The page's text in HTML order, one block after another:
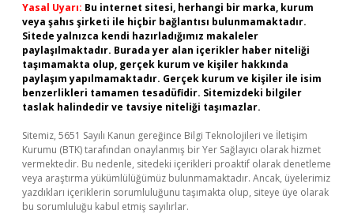
Yasal Uyarı: Bu internet sitesi, herhangi bir marka, kurum
veya şahıs şirketi ile hiçbir bağlantısı bulunmamaktadır.
Sitede yalnızca kendi hazırladığımız makaleler
paylaşılmaktadır. Burada yer alan içerikler haber niteliği
taşımamakta olup, gerçek kurum ve kişiler hakkında
paylaşım yapılmamaktadır. Gerçek kurum ve kişiler ile isim
benzerlikleri tamamen tesadüfidir. Sitemizdeki bilgiler
taslak halindedir ve tavsiye niteliği taşımazlar.
Sitemiz, 5651 Sayılı Kanun gereğince Bilgi Teknolojileri ve İletişim
Kurumu (BTK) tarafından onaylanmış bir Yer Sağlayıcı olarak hizmet
vermektedir. Bu nedenle, sitedeki içerikleri proaktif olarak denetleme
veya araştırma yükümlülüğümüz bulunmamaktadır. Ancak, üyelerimiz
yazdıkları içeriklerin sorumluluğunu taşımakta olup, siteye üye olarak
bu sorumluluğu kabul etmiş sayılırlar.